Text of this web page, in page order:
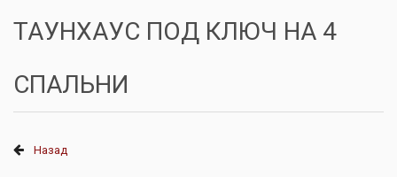
ТАУНХАУС ПОД КЛЮЧ НА 4
СПАЛЬНИ
Назад